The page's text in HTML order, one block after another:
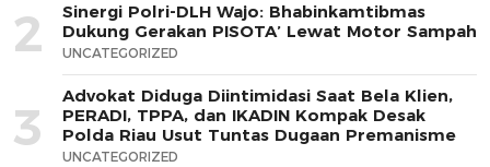
2
Sinergi Polri-DLH Wajo: Bhabinkamtibmas
Dukung Gerakan PISOTA’ Lewat Motor Sampah
UNCATEGORIZED
3
Advokat Diduga Diintimidasi Saat Bela Klien,
PERADI, TPPA, dan IKADIN Kompak Desak
Polda Riau Usut Tuntas Dugaan Premanisme
UNCATEGORIZED